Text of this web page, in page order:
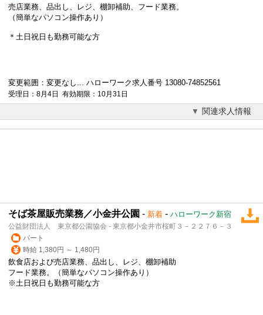
売店業務、品出し、レジ、棚卸補助、フード業務。
（簡単なパソコン操作あり）
＊土日祝日も勤務可能な方
変更範囲：変更なし... ハローワーク求人番号 13080-74852561
受理日：8月4日 有効期限：10月31日
関連求人情報
そば茶屋販売業務／小金井公園 - 新着 - ハローワーク新宿
公益財団法人 東京都公園協会 - 東京都小金井市桜町３－２２７６－３
パート
時給 1,380円 ～ 1,480円
飲食店および売店業務、品出し、レジ、棚卸補助
フード業務。（簡単なパソコン操作あり）
※土日祝日も勤務可能な方